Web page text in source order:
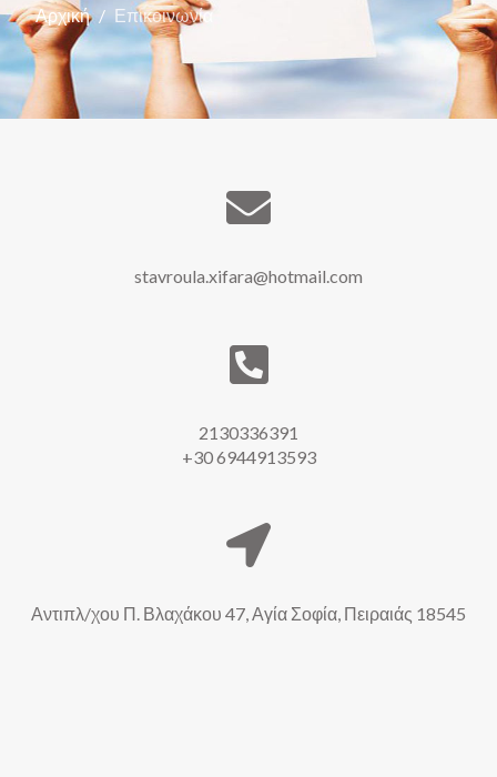
Αρχική Επικοινωνία
stavroula.xifara@hotmail.com
2130336391
+30 6944913593
Αντιπλ/χου Π. Βλαχάκου 47, Αγία Σοφία, Πειραιάς 18545